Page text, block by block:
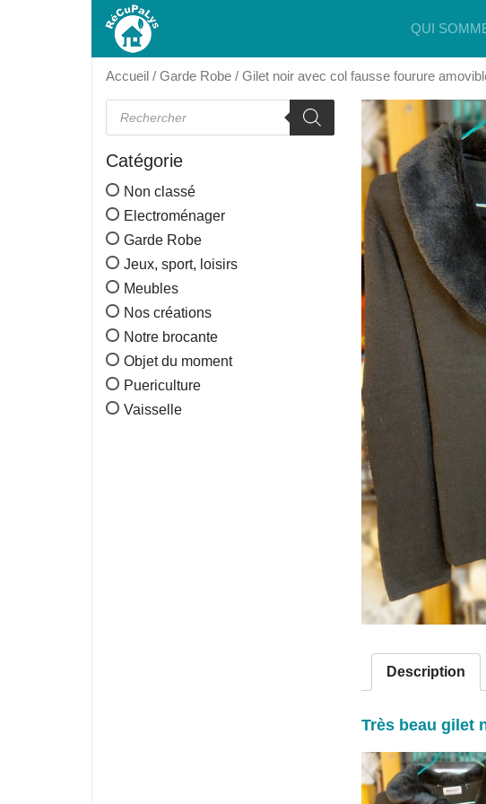
QUI
Accueil / Garde Robe / Gilet noir avec col fausse fourure
Recherche de produits
Catégorie
Non classé
Electroménager
Garde Robe
Jeux, sport, loisirs
Meubles
Nos créations
Notre brocante
Objet du moment
Puericulture
Vaisselle
Description
Très beau gilet